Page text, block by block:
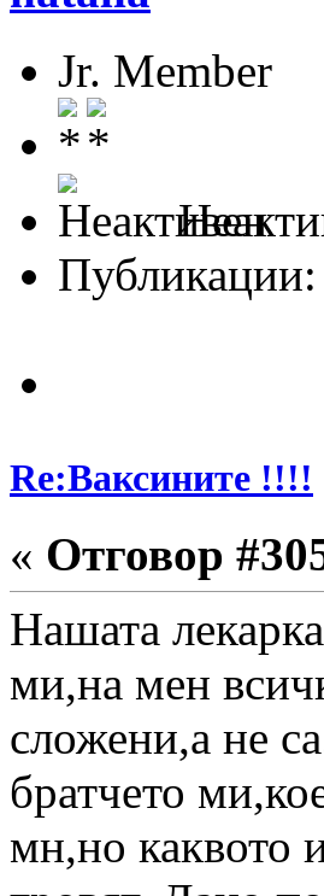
Jr. Member
Re:Ваксините !!!!
« Отговор
Нашата
ми,на мен
сложени,а не
братчето
мн,но каквото